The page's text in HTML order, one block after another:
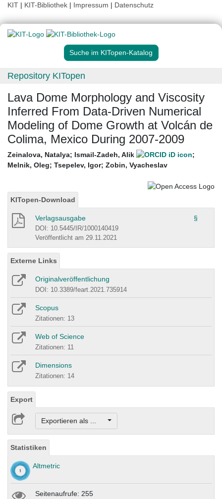
KIT | KIT-Bibliothek | Impressum | Datenschutz
Suche im KITopen-Katalog
Repository KITopen
Lava Dome Morphology and Viscosity
Inferred From Data-Driven Numerical
Modeling of Dome Growth at Volcán de
Colima, Mexico During 2007-2009
Zeinalova, Natalya; Ismail-Zadeh, Alik
;
Melnik, Oleg; Tsepelev, Igor; Zobin, Vyacheslav
KITopen-Download
Verlagsausgabe §
DOI: 10.5445/IR/1000140419
Veröffentlicht am 29.11.2021
Externe Links
Originalveröffentlichung
DOI: 10.3389/feart.2021.735914
Scopus
Zitationen: 13
Web of Science
Zitationen: 11
Dimensions
Zitationen: 14
Export
Exportieren als ...
Statistiken
Altmetric
Seitenaufrufe: 255